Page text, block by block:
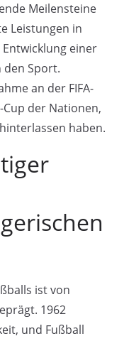
Meilensteine
Leistungen in
einer
Sport.
an der FIFA-
der Nationen,
haben.
ist von
1962
und Fußball